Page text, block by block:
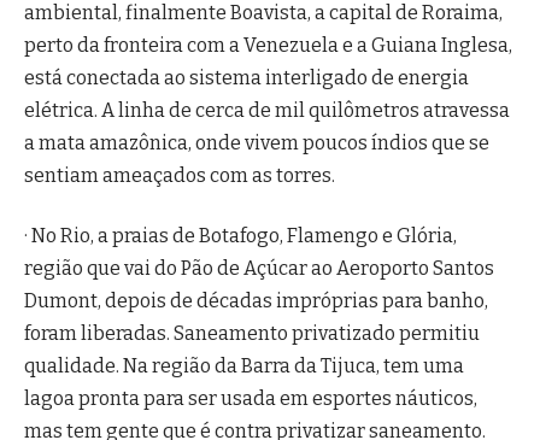
ambiental, finalmente Boavista, a capital de Roraima,
perto da fronteira com a Venezuela e a Guiana Inglesa,
está conectada ao sistema interligado de energia
elétrica. A linha de cerca de mil quilômetros atravessa
a mata amazônica, onde vivem poucos índios que se
sentiam ameaçados com as torres.
· No Rio, a praias de Botafogo, Flamengo e Glória,
região que vai do Pão de Açúcar ao Aeroporto Santos
Dumont, depois de décadas impróprias para banho,
foram liberadas. Saneamento privatizado permitiu
qualidade. Na região da Barra da Tijuca, tem uma
lagoa pronta para ser usada em esportes náuticos,
mas tem gente que é contra privatizar saneamento.